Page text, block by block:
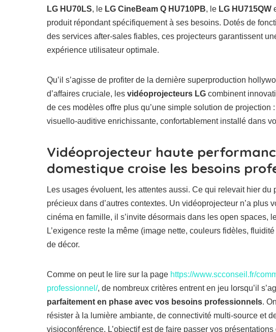
LG HU70LS, le LG CineBeam Q HU710PB, le LG HU715QW
produit répondant spécifiquement à ses besoins. Dotés de
des services after-sales fiables, ces projecteurs garantissent
expérience utilisateur optimale.
Qu’il s’agisse de profiter de la dernière superproduction
d’affaires cruciale, les vidéoprojecteurs LG combinent
de ces modèles offre plus qu’une simple solution de projection
visuello-auditive enrichissante, confortablement installé dans
Vidéoprojecteur haute
domestique croise les besoins
Les usages évoluent, les attentes aussi. Ce qui relevait hier du
précieux dans d’autres contextes. Un vidéoprojecteur n’a
cinéma en famille, il s’invite désormais dans les open spaces,
L’exigence reste la même (image nette, couleurs fidèles,
de décor.
Comme on peut le lire sur la page https://www.scconseil.fr/
professionnel/, de nombreux critères entrent en jeu lorsqu’il
parfaitement en phase avec vos besoins professionnels.
résister à la lumière ambiante, de connectivité multi-source et
visioconférence. L’objectif est de faire passer vos